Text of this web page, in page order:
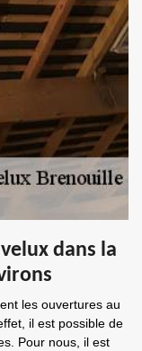
dans la
les ouvertures au
il est possible de
Pour nous, il est